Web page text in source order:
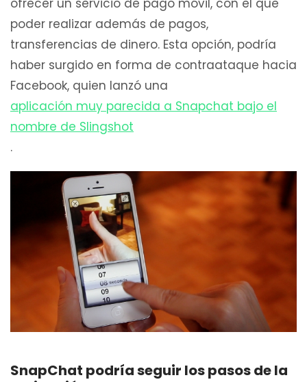
poder realizar además de pagos,
transferencias de dinero. Esta opción, podría
haber surgido en forma de contraataque hacia
Facebook, quien lanzó una
aplicación muy parecida a Snapchat bajo el
nombre de Slingshot
.
SnapChat podría seguir los pasos de la